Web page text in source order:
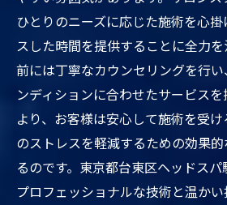
ひとりのニーズに応じた施術を心
スした時間を提供することに全力
前には丁寧なカウンセリングを行
ンディションに合わせたサービス
より、お客様は安心して施術を受
のストレスを軽減するための効果
るのです。東京都台東区ヘッドスパ
プロフェッショナルな技術と温か